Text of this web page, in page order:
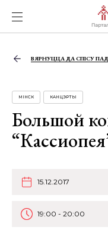
ВЯРНУЦЦА ДА СПІСУ
МІНСК КАНЦЭРТЫ
Большой
15.12.2017
19:00 - 20:00